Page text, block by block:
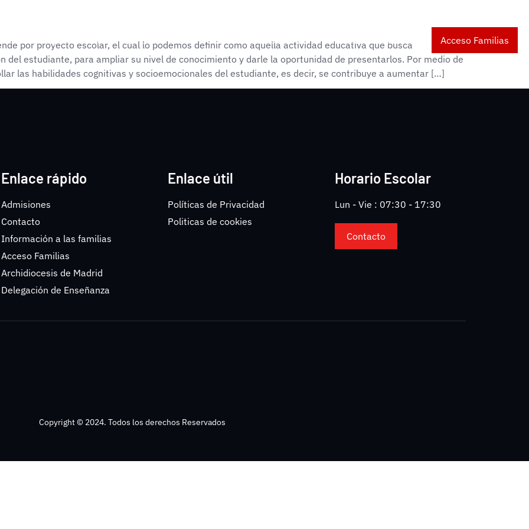
Etapas Educativas Servicios Admisiones Contacto Información a las familias Acceso Familias
por proyecto escolar, el cual lo podemos definir como aquella actividad educativa que busca
del estudiante, para ampliar su nivel de conocimiento y darle la oportunidad de presentarlos. Por medio de
las habilidades cognitivas y socioemocionales del estudiante, es decir, se contribuye a aumentar […]
Enlace rápido
Admisiones
Contacto
Información a las familias
Acceso Familias
Archidiocesis de Madrid
Delegación de Enseñanza
Enlace útil
Políticas de Privacidad
Politicas de cookies
Horario Escolar
Lun - Vie : 07:30 - 17:30
Contacto
Copyright © 2024. Todos los derechos Reservados